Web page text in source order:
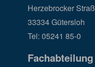
Herzebrocker
33334 Gütersloh
Tel: 05241 85-0
Fachabteilung